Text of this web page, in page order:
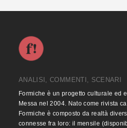
ANALISI, COMMENTI, SCENARI
Formiche è un progetto culturale ed
Messa nel 2004. Nato come rivista
Formiche è composto da realtà
connesse fra loro: il mensile